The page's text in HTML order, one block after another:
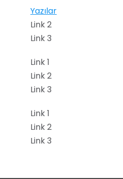
Yazılar
Link 2
Link 3
Link 1
Link 2
Link 3
Link 1
Link 2
Link 3